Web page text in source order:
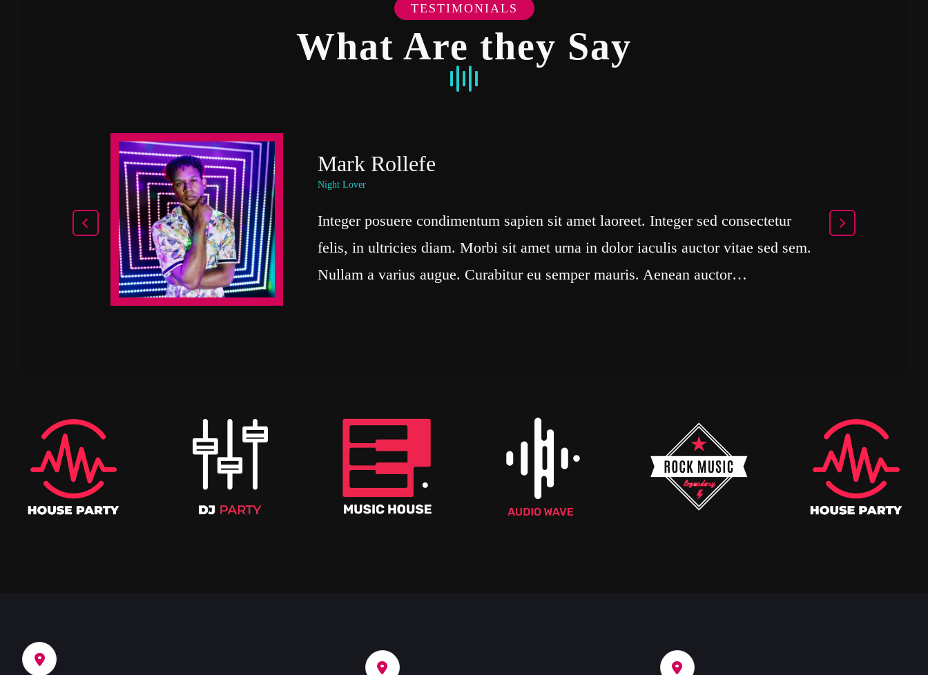
TESTIMONIALS
What Are they Say
consectetur
Mark Rollefe
Night Lover
Integer posuere condimentum sapien sit amet laoreet. Integer sed consectetur
felis, in ultricies diam. Morbi sit amet urna in dolor iaculis auctor vitae sed sem.
Nullam a varius augue. Curabitur eu semper mauris. Aenean auctor…